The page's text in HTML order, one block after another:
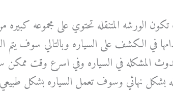
الورشه المتنقله تحتوي على مجموعه كبيره
في الكشف على السياره وبالتالي سوف يتم
المشكله في السياره وفي اسرع وقت
بشكل نهائي وسوف تعمل السياره بشكل